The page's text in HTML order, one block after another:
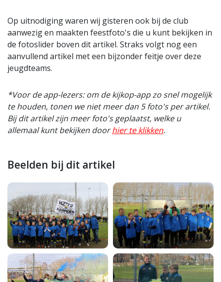
Op uitnodiging waren wij gisteren ook bij de club
aanwezig en maakten feestfoto's die u kunt bekijken in
de fotoslider boven dit artikel. Straks volgt nog een
aanvullend artikel met een bijzonder feitje over deze
jeugdteams.
*Voor de app-lezers: om de kijkop-app zo snel mogelijk
te houden, tonen we niet meer dan 5 foto's per artikel.
Bij dit artikel zijn meer foto's geplaatst, welke u
allemaal kunt bekijken doorhier te klikken.
Beelden bij dit artikel